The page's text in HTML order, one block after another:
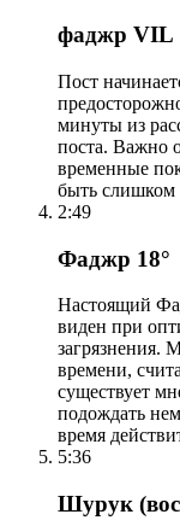
фаджр VIL
Пост
минуты из
поста. Важно
временные
быть слишком
2:49
Фаджр 18°
Настоящий
виден при
загрязнения.
времени,
существует
подождать
время
5:36
Шурук